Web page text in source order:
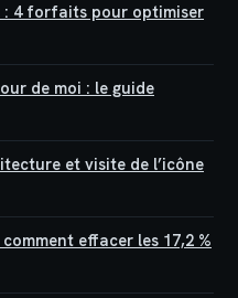
: 4 forfaits pour optimiser
de moi : le guide
et visite de l’icône
effacer les 17,2 %